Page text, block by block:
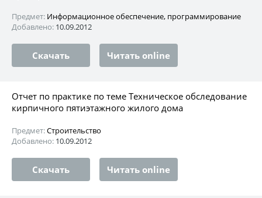
Предмет: Информационное обеспечение, программирование
Добавлено: 10.09.2012
Скачать Читать online
Отчет по практике по теме Техническое обследование
кирпичного пятиэтажного жилого дома
Предмет:Строительство
Добавлено: 10.09.2012
Скачать Читать online